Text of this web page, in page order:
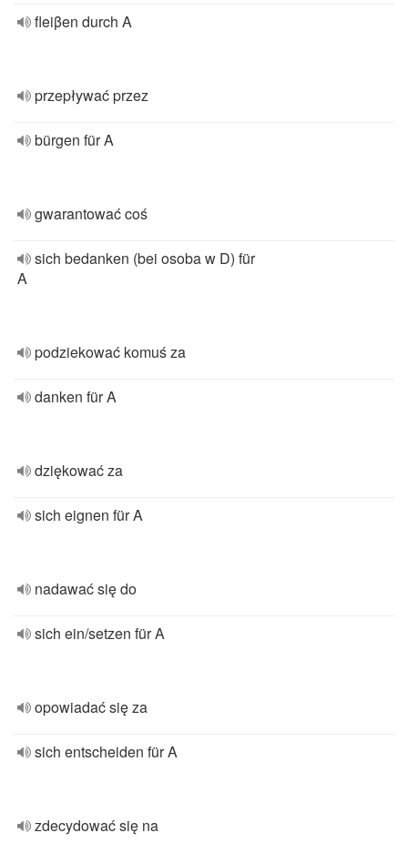
fleiβen durch A
przepływać przez
bürgen für A
gwarantować coś
sich bedanken (bei osoba w D) für
A
podziekować komuś za
danken für A
dziękować za
sich eignen für A
nadawać się do
sich ein/setzen für A
opowiadać się za
sich entscheiden für A
zdecydować się na